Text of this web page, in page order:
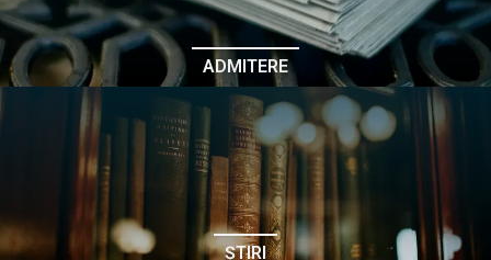
Erasmus & Internațional
Despre Facultate
ADMITERE
ȘTIRI